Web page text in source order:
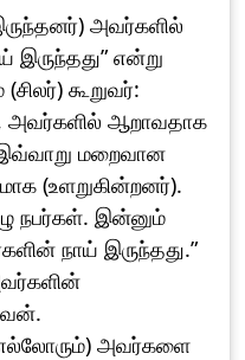
அவர்களில்
என்று
கூறுவர்:
அவர்களில் ஆறாவதாக
மறைவான
(உளறுகின்றனர்).
நபர்கள். இன்னும்
நாய் இருந்தது.”
அவர்களை